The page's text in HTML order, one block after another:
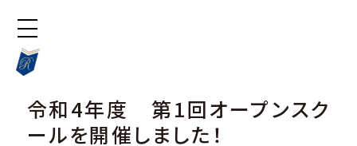
令和4年度 第1回オープンスク
ールを開催しました！